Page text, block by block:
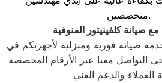
متخصصين.
صيانة كلفينيتور المنوفية
صيانة فورية ومنزلية لأجهزتكم في
التواصل معنا عبر الأرقام المخصصة